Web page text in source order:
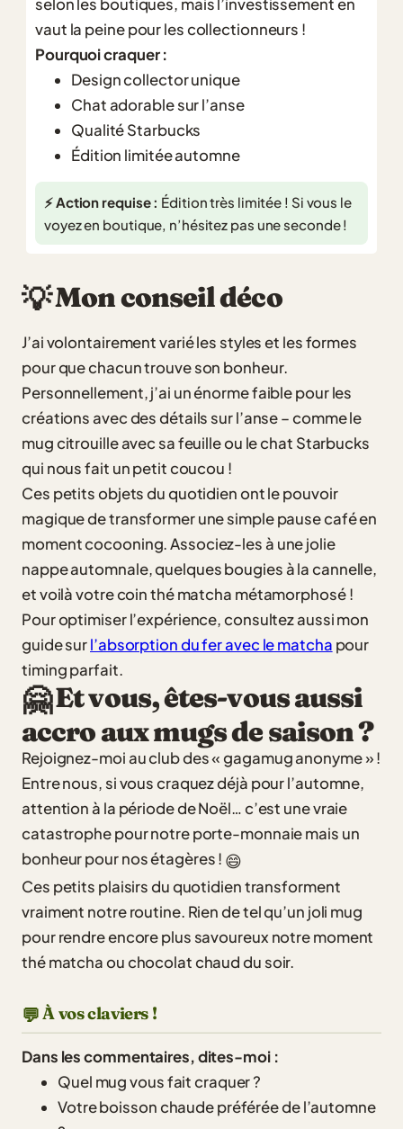
selon les boutiques, mais l’investissement en
vaut la peine pour les collectionneurs !
Pourquoi craquer :
Design collector unique
Chat adorable sur l’anse
Qualité Starbucks
Édition limitée automne
⚡ Action requise : Édition très limitée ! Si vous le
voyez en boutique, n’hésitez pas une seconde !
💡Mon conseil déco
J’ai volontairement varié les styles et les formes
pour que chacun trouve son bonheur.
Personnellement, j’ai un énorme faible pour les
créations avec des détails sur l’anse – comme le
mug citrouille avec sa feuille ou le chat Starbucks
qui nous fait un petit coucou !
Ces petits objets du quotidien ont le pouvoir
magique de transformer une simple pause café en
moment cocooning. Associez-les à une jolie
nappe automnale, quelques bougies à la cannelle,
et voilà votre coin thé matcha métamorphosé !
Pour optimiser l’expérience, consultez aussi mon
guide surl’absorption du fer avec le matcha pour
timing parfait.
🤗Et vous, êtes-vous aussi
accro aux mugs de saison ?
Rejoignez-moi au club des « gagamug anonyme » !
Entre nous, si vous craquez déjà pour l’automne,
attention à la période de Noël… c’est une vraie
catastrophe pour notre porte-monnaie mais un
bonheur pour nos étagères ! 😄
Ces petits plaisirs du quotidien transforment
vraiment notre routine. Rien de tel qu’un joli mug
pour rendre encore plus savoureux notre moment
thé matcha ou chocolat chaud du soir.
💬 À vos claviers !
Dans les commentaires, dites-moi :
Quel mug vous fait craquer ?
Votre boisson chaude préférée de l’automne